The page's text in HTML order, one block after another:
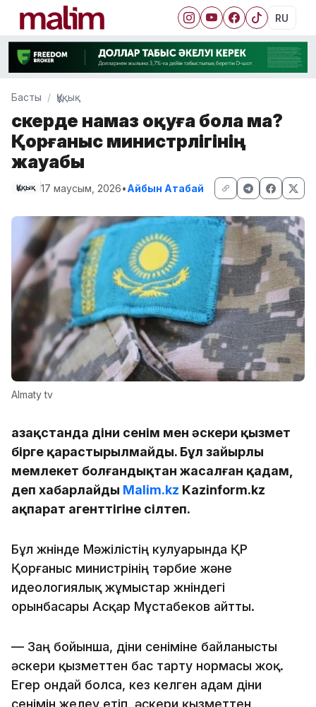
RU
Басты Құқық
Әскерде намаз оқуға бола ма?
Қорғаныс министрлігінің
жауабы
Құқық 17 маусым, 2026•Айбын Атабай
Almaty tv
Қазақстанда діни сенім мен әскери қызмет
бірге қарастырылмайды. Бұл зайырлы
мемлекет болғандықтан жасалған қадам,
деп хабарлайды Malim.kz Kazinform.kz
ақпарат агенттігіне сілтеп.
Бұл жөнінде Мәжілістің кулуарында ҚР
Қорғаныс министрінің тәрбие және
идеологиялық жұмыстар жөніндегі
орынбасары Асқар Мұстабеков айтты.
— Заң бойынша, діни сеніміне байланысты
әскери қызметтен бас тарту нормасы жоқ.
Егер ондай болса, кез келген адам діни
сенімін желеу етіп, әскери қызметтен